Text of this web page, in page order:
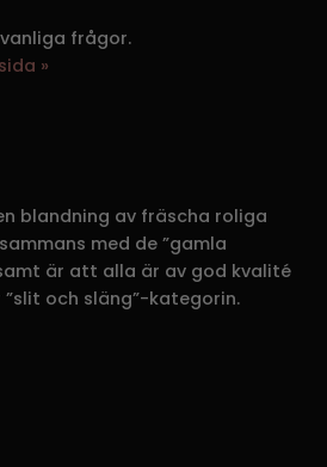
frågor.
»
blandning av fräscha roliga
med de ”gamla
är att alla är av god kvalité
och släng”-kategorin.